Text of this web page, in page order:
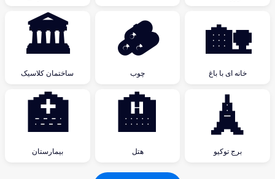
🏡
خانه ای با باغ
🪵
چوب
🏛
ساختمان کلاسیک
🗼
برج توکیو
🏨
هتل
🏥
بیمارستان